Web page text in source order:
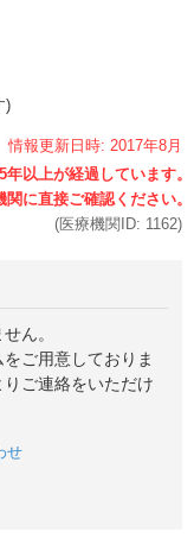
)
情報更新日時: 2017年8月
(医療機関ID: 1162)
ん。
ご用意しておりま
ご連絡をいただけ
せ